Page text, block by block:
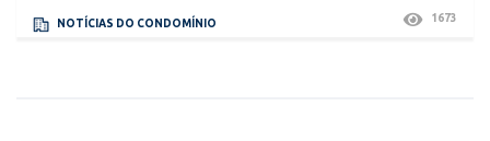
NOTÍCIAS DO CONDOMÍNIO 1673